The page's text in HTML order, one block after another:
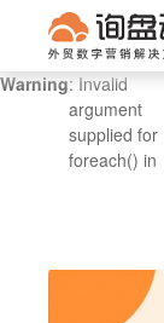
首
产
客
关
Warning: Invalid
argument
supplied for
foreach() in